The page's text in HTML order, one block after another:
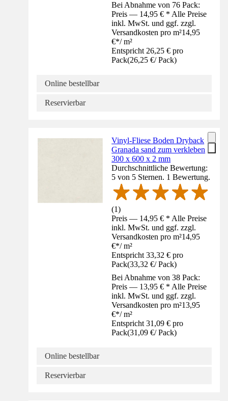
Bei Abnahme von 76 Pack:
Preis — 14,95 € * Alle Preise
inkl. MwSt. und ggf. zzgl.
Versandkosten pro m²14,95
€*/ m²
Entspricht 26,25 € pro
Pack(26,25 €/ Pack)
Online bestellbar
Reservierbar
Vinyl-Fliese Boden Dryback
Granada sand zum verkleben
300 x 600 x 2 mm
Durchschnittliche Bewertung:
5 von 5 Sternen. 1 Bewertung.
(1)
Preis — 14,95 € * Alle Preise
inkl. MwSt. und ggf. zzgl.
Versandkosten pro m²14,95
€*/ m²
Entspricht 33,32 € pro
Pack(33,32 €/ Pack)
Bei Abnahme von 38 Pack:
Preis — 13,95 € * Alle Preise
inkl. MwSt. und ggf. zzgl.
Versandkosten pro m²13,95
€*/ m²
Entspricht 31,09 € pro
Pack(31,09 €/ Pack)
Online bestellbar
Reservierbar